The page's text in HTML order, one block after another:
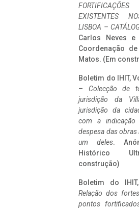
EXISTENTES
LISBOA –
Carlos Neves
Coordenação
Matos. (Em
Boletim do IHIT,
– Colecção de
jurisdição da
jurisdição da
com a
despesa das obras
um deles.
Histórico
construção)
Boletim do
Relação dos
pontos